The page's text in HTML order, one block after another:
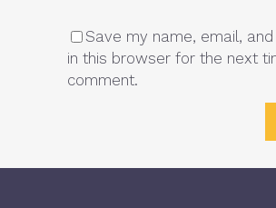
Save my name, email,
in this browser for the next
comment.